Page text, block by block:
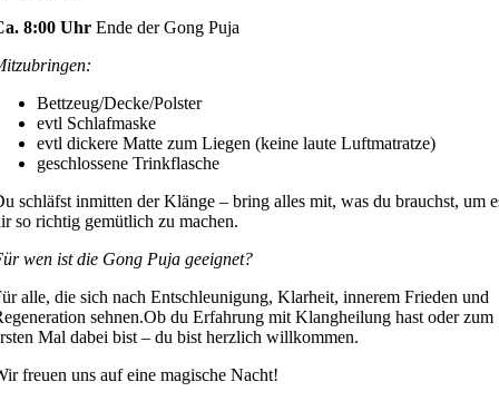
8:00 Uhr Ende der Gong Puja
Bettzeug/Decke/Polster
evtl Schlafmaske
evtl dickere Matte zum Liegen (keine laute Luftmatratze)
geschlossene Trinkflasche
schläfst inmitten der Klänge – bring alles mit, was du brauchst, um
so richtig gemütlich zu machen.
wen ist die Gong Puja geeignet?
alle, die sich nach Entschleunigung, Klarheit, innerem Frieden und
sehnen.Ob du Erfahrung mit Klangheilung hast oder zum
Mal dabei bist – du bist herzlich willkommen.
freuen uns auf eine magische Nacht!